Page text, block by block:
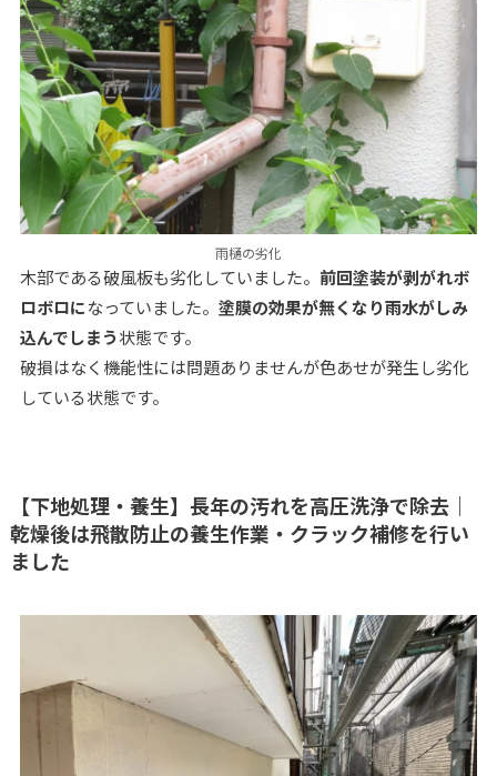
雨樋の劣化
木部である破風板も劣化していました。 前回塗装が剥がれボ
ロボロになっていました。 塗膜の効果が無くなり雨水がしみ
込んでしまう状態です。
破損はなく機能性には問題ありませんが色あせが発生し劣化
している状態です。
【下地処理・養生】長年の汚れを高圧洗浄で除去｜
乾燥後は飛散防止の養生作業・クラック補修を行い
ました